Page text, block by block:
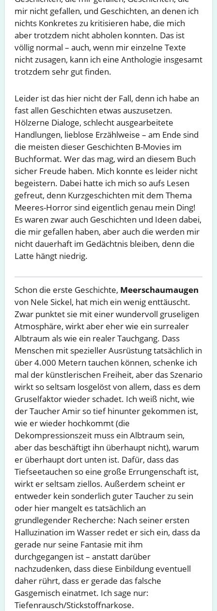
mir nicht gefallen, und Geschichten, an denen ich
nichts Konkretes zu kritisieren habe, die mich
aber trotzdem nicht abholen konnten. Das ist
völlig normal – auch, wenn mir einzelne Texte
nicht zusagen, kann ich eine Anthologie insgesamt
trotzdem sehr gut finden.
Leider ist das hier nicht der Fall, denn ich habe an
fast allen Geschichten etwas auszusetzen.
Hölzerne Dialoge, schlecht ausgearbeitete
Handlungen, lieblose Erzählweise – am Ende sind
die meisten dieser Geschichten B-Movies im
Buchformat. Wer das mag, wird an diesem Buch
sicher Freude haben. Mich konnte es leider nicht
begeistern. Dabei hatte ich mich so aufs Lesen
gefreut, denn Kurzgeschichten mit dem Thema
Meeres-Horror sind eigentlich genau mein Ding!
Es waren zwar auch Geschichten und Ideen dabei,
die mir gefallen haben, aber auch die werden mir
nicht dauerhaft im Gedächtnis bleiben, denn die
Latte hängt niedrig.
Schon die erste Geschichte, Meerschaumaugen
von Nele Sickel, hat mich ein wenig enttäuscht.
Zwar punktet sie mit einer wundervoll gruseligen
Atmosphäre, wirkt aber eher wie ein surrealer
Albtraum als wie ein realer Tauchgang. Dass
Menschen mit spezieller Ausrüstung tatsächlich in
über 4.000 Metern tauchen können, schenke ich
mal der künstlerischen Freiheit, aber das Szenario
wirkt so seltsam losgelöst von allem, dass es dem
Gruselfaktor wieder schadet. Ich weiß nicht, wie
der Taucher Amir so tief hinunter gekommen ist,
wie er wieder hochkommt (die
Dekompressionszeit muss ein Albtraum sein,
aber das beschäftigt ihn überhaupt nicht), warum
er überhaupt dort unten ist. Dafür, dass das
Tiefseetauchen so eine große Errungenschaft ist,
wirkt er seltsam ziellos. Außerdem scheint er
entweder kein sonderlich guter Taucher zu sein
oder hier mangelt es tatsächlich an
grundlegender Recherche: Nach seiner ersten
Halluzination im Wasser redet er sich ein, dass da
gerade nur seine Fantasie mit ihm
durchgegangen ist – anstatt darüber
nachzudenken, dass diese Einbildung eventuell
daher rührt, dass er gerade das falsche
Gasgemisch einatmet. Ich sage nur:
Tiefenrausch/Stickstoffnarkose.